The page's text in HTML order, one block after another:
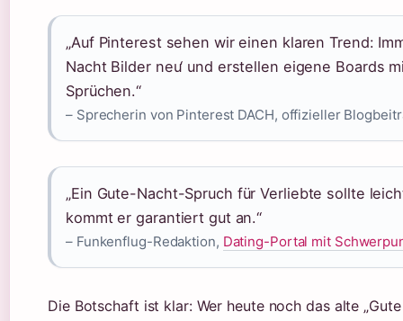
„Auf Pinterest sehen wir einen klaren Trend:
Nacht Bilder neu‘ und erstellen eigene Boards
Sprüchen.“
– Sprecherin von Pinterest DACH, offizieller
„Ein Gute-Nacht-Spruch für Verliebte sollte
kommt er garantiert gut an.“
– Funkenflug-Redaktion, Dating-Portal mit
Die Botschaft ist klar: Wer heute noch das alte